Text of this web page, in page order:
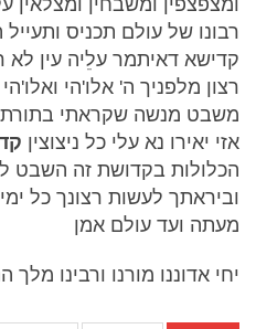
ומצפצפין ומשבחין
רבונו של עולם תכניס
קדישא דאיתמר עלֵיה עין לא
רצון מלפניך ה' אלו'הי
משבט מנשה שקראתי
אזי יאירו נא עלי כל ניצוצין
הכלולות בקדושת זה השבט
וביראתך לעשות רצונך כל ימי
מעתה ועד עולם אמן
יחי אדוננו מורנו ורבינו